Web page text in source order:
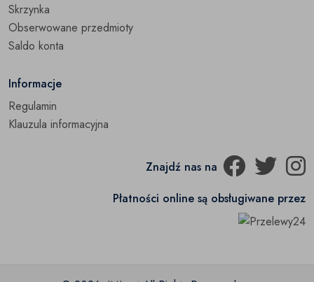
Skrzynka
Obserwowane przedmioty
Saldo konta
Informacje
Regulamin
Klauzula informacyjna
Znajdź nas na
Płatności online są obsługiwane przez